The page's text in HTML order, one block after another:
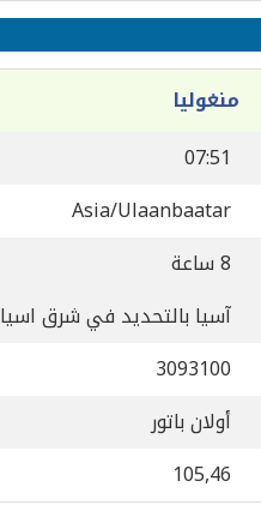
منغوليا
07:51
Asia/Ulaanbaatar
8 ساعة
آسيا بالتحديد في شرق اسيا
3093100
أولان باتور
105,46